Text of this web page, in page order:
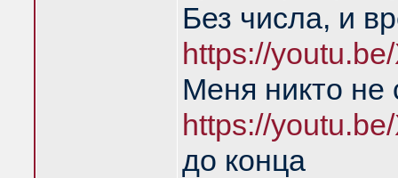
Без числа, и
https://
Меня никто
https://
до конца